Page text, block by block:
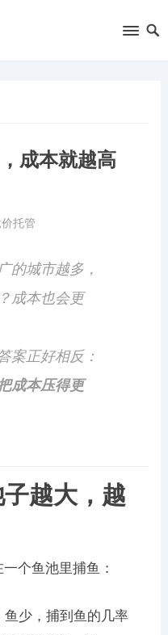
成本就越高
托管
的城市越多，
成本也会更
案正好相反：
成本压得更
越大，越
个鱼池里捕鱼：
鱼少，捕到鱼的几率